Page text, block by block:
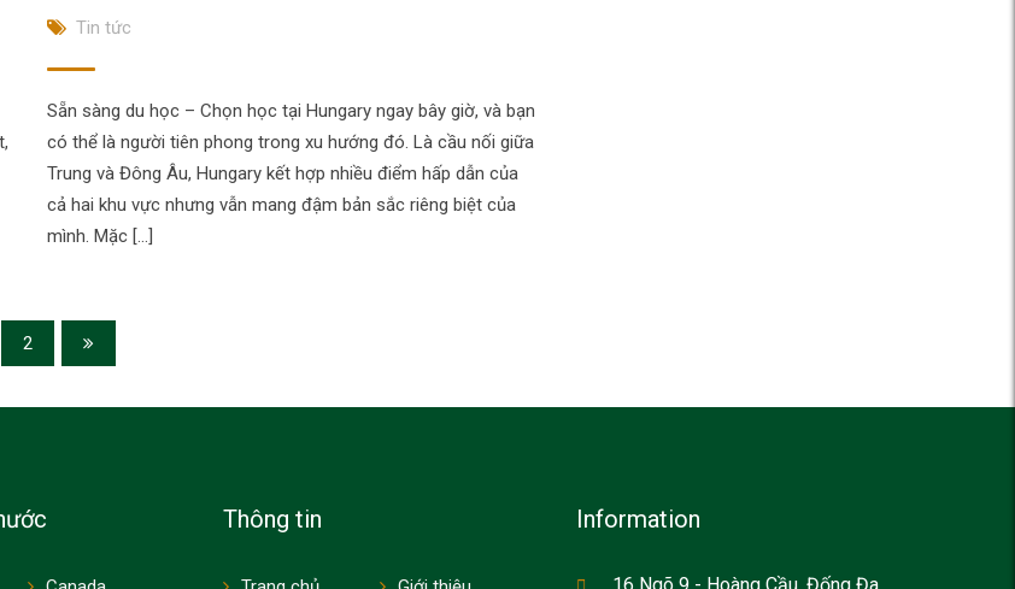
Tin tức
Sẵn sàng du học – Chọn học tại Hungary ngay bây giờ, và bạn
có thể là người tiên phong trong xu hướng đó. Là cầu nối giữa
Trung và Đông Âu, Hungary kết hợp nhiều điểm hấp dẫn của
cả hai khu vực nhưng vẫn mang đậm bản sắc riêng biệt của
mình. Mặc […]
2
Thông tin Information